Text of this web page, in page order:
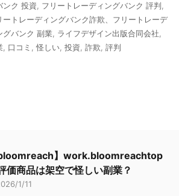
ンク 投資
フリートレーディングバンク 評判
ートレーディングバンク詐欺、フリートレーデ
グバンク 副業
ライフデザイン出版合同会社
口コミ 怪しい 投資 詐欺 評判
bloomreach】work.bloomreachtop
価商品は架空で怪しい副業？
1/11